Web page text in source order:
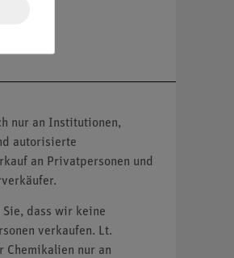
nur an Institutionen,
autorisierte
an Privatpersonen und
Sie, dass wir keine
verkaufen. Lt.
Chemikalien nur an